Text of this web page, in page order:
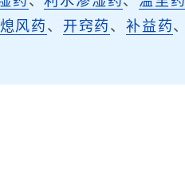
风药 、 开窍药 、 补益药、